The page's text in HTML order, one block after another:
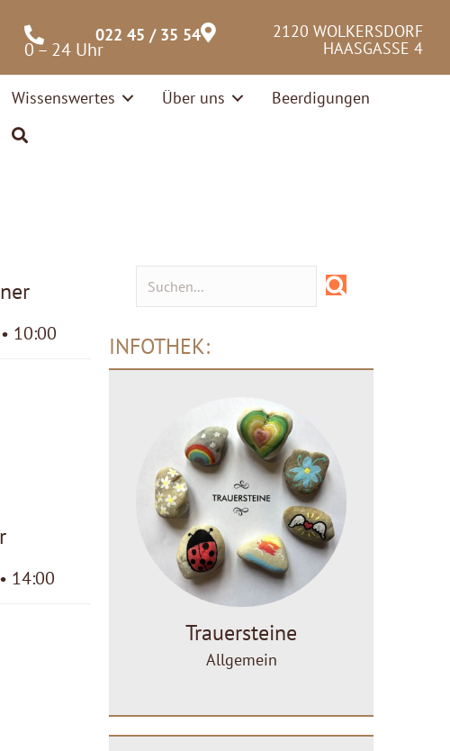
022 45 / 35 54
0 – 24 Uhr
2120 WOLKERSDORF
HAASGASSE 4
Wissenswertes Über uns Beerdigungen
10:00
14:00
INFOTHEK:
Trauersteine
Allgemein